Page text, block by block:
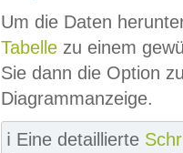
Um die Daten
Tabelle zu einem
Sie dann die Option
Diagrammanzeige.
ℹ️ Eine detaillierte